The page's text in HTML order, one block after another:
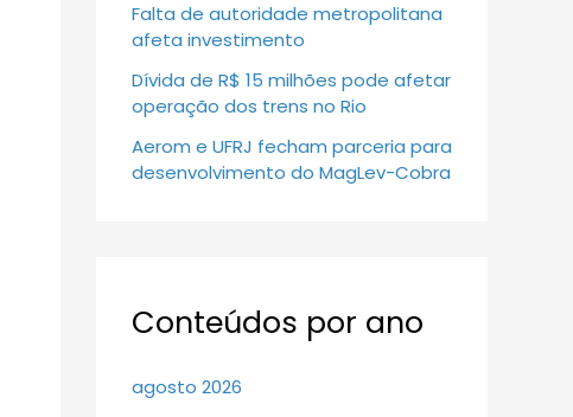
Falta de autoridade metropolitana
afeta investimento
Dívida de R$ 15 milhões pode afetar
operação dos trens no Rio
Aerom e UFRJ fecham parceria para
desenvolvimento do MagLev-Cobra
Conteúdos por ano
agosto 2026